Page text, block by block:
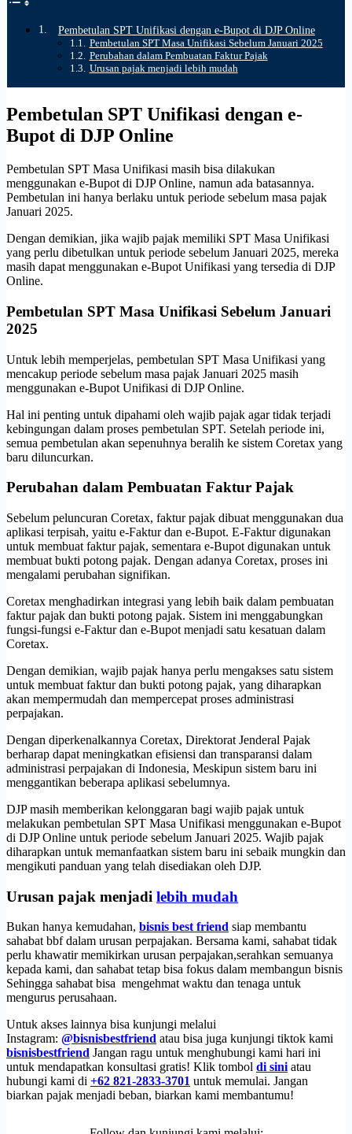
Pembetulan SPT Unifikasi dengan e-Bupot di DJP Online
Pembetulan SPT Masa Unifikasi Sebelum Januari 2025
Perubahan dalam Pembuatan Faktur Pajak
Urusan pajak menjadi lebih mudah
Pembetulan SPT Unifikasi dengan e-
Bupot di DJP Online
Pembetulan SPT Masa Unifikasi masih bisa dilakukan
menggunakan e-Bupot di DJP Online, namun ada batasannya.
Pembetulan ini hanya berlaku untuk periode sebelum masa pajak
Januari 2025.
Dengan demikian, jika wajib pajak memiliki SPT Masa Unifikasi
yang perlu dibetulkan untuk periode sebelum Januari 2025, mereka
masih dapat menggunakan e-Bupot Unifikasi yang tersedia di DJP
Online.
Pembetulan SPT Masa Unifikasi Sebelum Januari
2025
Untuk lebih memperjelas, pembetulan SPT Masa Unifikasi yang
mencakup periode sebelum masa pajak Januari 2025 masih
menggunakan e-Bupot Unifikasi di DJP Online.
Hal ini penting untuk dipahami oleh wajib pajak agar tidak terjadi
kebingungan dalam proses pembetulan SPT. Setelah periode ini,
semua pembetulan akan sepenuhnya beralih ke sistem Coretax yang
baru diluncurkan.
Perubahan dalam Pembuatan Faktur Pajak
Sebelum peluncuran Coretax, faktur pajak dibuat menggunakan dua
aplikasi terpisah, yaitu e-Faktur dan e-Bupot. E-Faktur digunakan
untuk membuat faktur pajak, sementara e-Bupot digunakan untuk
membuat bukti potong pajak. Dengan adanya Coretax, proses ini
mengalami perubahan signifikan.
Coretax menghadirkan integrasi yang lebih baik dalam pembuatan
faktur pajak dan bukti potong pajak. Sistem ini menggabungkan
fungsi-fungsi e-Faktur dan e-Bupot menjadi satu kesatuan dalam
Coretax.
Dengan demikian, wajib pajak hanya perlu mengakses satu sistem
untuk membuat faktur dan bukti potong pajak, yang diharapkan
akan mempermudah dan mempercepat proses administrasi
perpajakan.
Dengan diperkenalkannya Coretax, Direktorat Jenderal Pajak
berharap dapat meningkatkan efisiensi dan transparansi dalam
administrasi perpajakan di Indonesia, Meskipun sistem baru ini
menggantikan beberapa aplikasi sebelumnya.
DJP masih memberikan kelonggaran bagi wajib pajak untuk
melakukan pembetulan SPT Masa Unifikasi menggunakan e-Bupot
di DJP Online untuk periode sebelum Januari 2025. Wajib pajak
diharapkan untuk memanfaatkan sistem baru ini sebaik mungkin dan
mengikuti panduan yang telah disediakan oleh DJP.
Urusan pajak menjadi lebih mudah
Bukan hanya kemudahan, bisnis best friend siap membantu
sahabat bbf dalam urusan perpajakan. Bersama kami, sahabat tidak
perlu khawatir memikirkan urusan perpajakan,serahkan semuanya
kepada kami, dan sahabat tetap bisa fokus dalam membangun bisnis
Sehingga sahabat bisa mengehmat waktu dan tenaga untuk
mengurus perusahaan.
Untuk akses lainnya bisa kunjungi melalui
Instagram: @bisnisbestfriend atau bisa juga kunjungi tiktok kami
bisnisbestfriend Jangan ragu untuk menghubungi kami hari ini
untuk mendapatkan konsultasi gratis! Klik tombol di sini atau
hubungi kami di +62 821-2833-3701 untuk memulai. Jangan
biarkan pajak menjadi beban, biarkan kami membantumu!